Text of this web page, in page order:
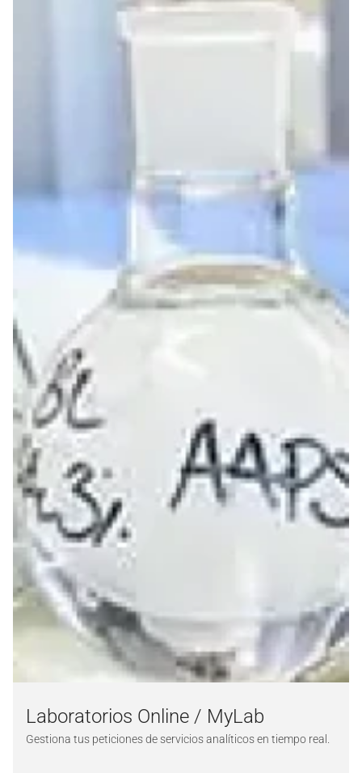
Laboratorios Online / MyLab
Gestiona tus peticiones de servicios analíticos en tiempo real.